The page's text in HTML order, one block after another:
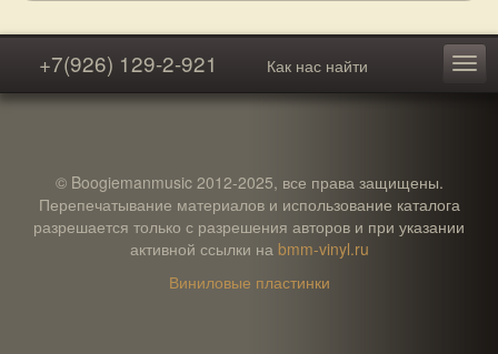
+7(926) 129-2-921 Как нас найти
© Boogiemanmusic 2012-2025, все права защищены.
Перепечатывание материалов и использование каталога
разрешается только с разрешения авторов и при указании
активной ссылки на bmm-vinyl.ru
Виниловые пластинки